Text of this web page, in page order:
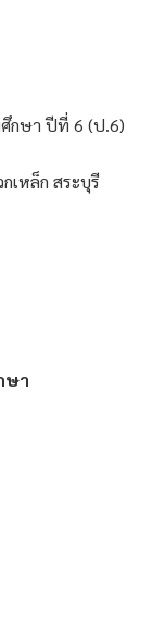
กษา ปีที่ 6 (ป.6)
เหล็ก สระบุรี
ษา